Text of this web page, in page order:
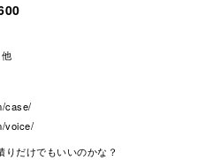
case/
voice/
だけでもいいのかな？